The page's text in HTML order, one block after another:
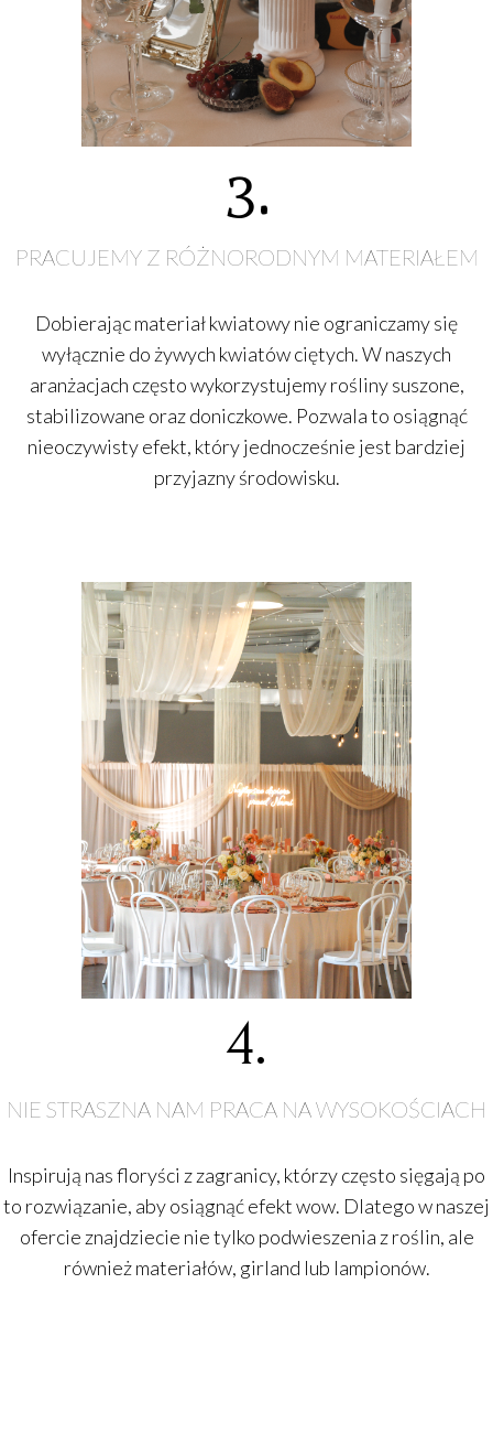
3.
PRACUJEMY Z RÓŻNORODNYM MATERIAŁEM
Dobierając materiał kwiatowy nie ograniczamy się
wyłącznie do żywych kwiatów ciętych. W naszych
aranżacjach często wykorzystujemy rośliny suszone,
stabilizowane oraz doniczkowe. Pozwala to osiągnąć
nieoczywisty efekt, który jednocześnie jest bardziej
przyjazny środowisku.
4.
NIE STRASZNA NAM PRACA NA WYSOKOŚCIACH
Inspirują nas floryści z zagranicy, którzy często sięgają po
to rozwiązanie, aby osiągnąć efekt wow. Dlatego w naszej
ofercie znajdziecie nie tylko podwieszenia z roślin, ale
również materiałów, girland lub lampionów.